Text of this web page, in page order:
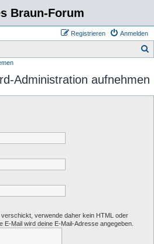
Braun-Forum
Anmelden
Registrieren
Administration aufnehmen
verwende daher kein HTML oder
E-Mail wird deine E-Mail-Adresse angegeben.